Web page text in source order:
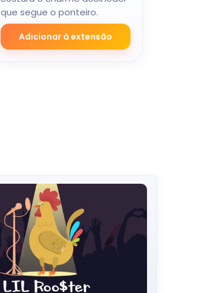
que segue o ponteiro.
Adicionar à extensão